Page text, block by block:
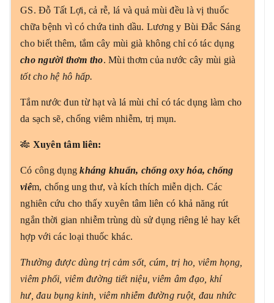
GS. Đỗ Tất Lợi, cả rễ, lá và quả mùi đều là vị thuốc
chữa bệnh vì có chứa tinh dầu. Lương y Bùi Đắc Sáng
cho biết thêm, tắm cây mùi già không chỉ có tác dụng
cho người thơm tho. Mùi thơm của nước cây mùi già
tốt cho hệ hô hấp.
Tắm nước đun từ hạt và lá mùi chỉ có tác dụng làm cho
da sạch sẽ, chống viêm nhiễm, trị mụn.
🎋 Xuyên tâm liên:
Có công dụngkháng khuẩn, chống oxy hóa, chống
viêm, chống ung thư, và kích thích miễn dịch. Các
nghiên cứu cho thấy xuyên tâm liên có khả năng rút
ngắn thời gian nhiễm trùng dù sử dụng riêng lẻ hay kết
hợp với các loại thuốc khác.
Thường được dùng trị cảm sốt, cúm, trị ho, viêm họng,
viêm phổi, viêm đường tiết niệu, viêm âm đạo, khí
hư, đau bụng kinh, viêm nhiễm đường ruột, đau nhức